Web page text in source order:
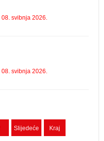
08. svibnja 2026.
08. svibnja 2026.
Slijedeće Kraj